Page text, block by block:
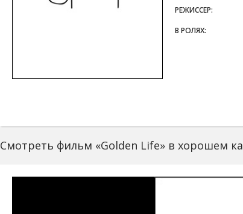
РЕЖИССЕР:
В РОЛЯХ:
Смотреть фильм «Golden Life» в хорошем